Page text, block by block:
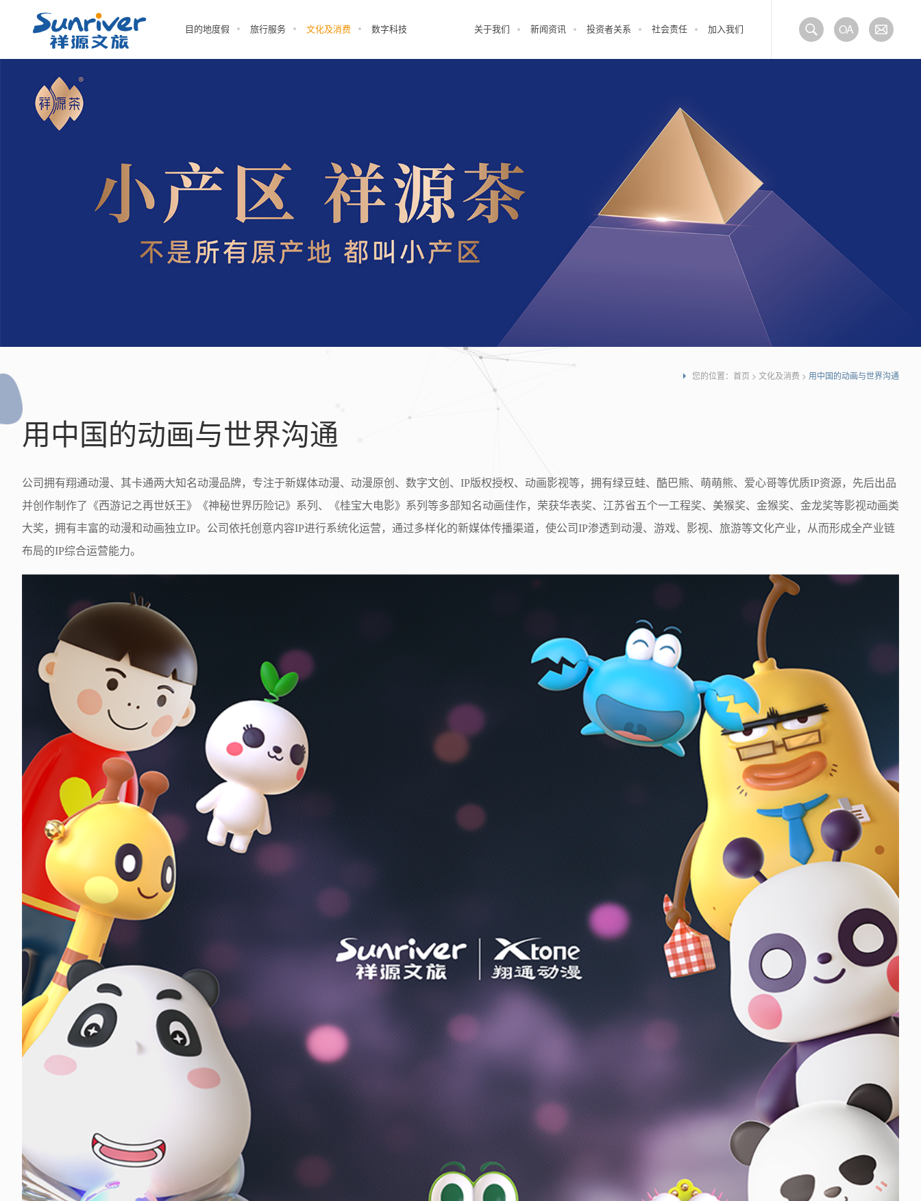
目的地度假 旅行服务 文化及消费 数字科技 OA
关于我们 新闻资讯 投资者关系 社会责任 加入我们
您的位置： 首页 > 文化及消费 > 用中国的动画与世界沟通
用中国的动画与世界沟通
公司拥有翔通动漫、其卡通两大知名动漫品牌，专注于新媒体动漫、动漫原创、数字文创、IP版权授权、动画影视等，拥有绿豆蛙、酷巴熊、萌萌熊、爱心哥等优质IP资源，先后出品
并创作制作了《西游记之再世妖王》《神秘世界历险记》系列、《桂宝大电影》系列等多部知名动画佳作，荣获华表奖、江苏省五个一工程奖、美猴奖、金猴奖、金龙奖等影视动画类
大奖，拥有丰富的动漫和动画独立IP。公司依托创意内容IP进行系统化运营，通过多样化的新媒体传播渠道，使公司IP渗透到动漫、游戏、影视、旅游等文化产业，从而形成全产业链
布局的IP综合运营能力。